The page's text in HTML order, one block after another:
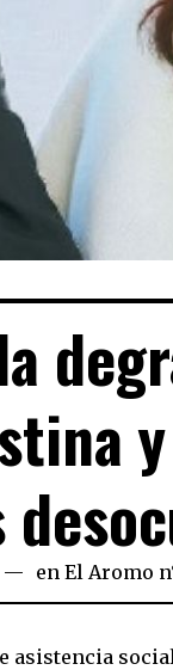
10/07/2021
en El Aromo
asistencia